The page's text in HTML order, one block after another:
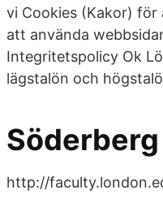
vi Cookies (Kakor) för
att använda
Integritetspolicy Ok
lägstalön och
http://